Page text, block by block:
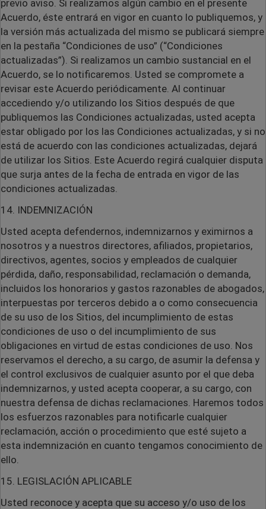
previo aviso. Si realizamos algún cambio en el presente
Acuerdo, éste entrará en vigor en cuanto lo publiquemos, y
la versión más actualizada del mismo se publicará siempre
en la pestaña “Condiciones de uso” (“Condiciones
actualizadas”). Si realizamos un cambio sustancial en el
Acuerdo, se lo notificaremos. Usted se compromete a
revisar este Acuerdo periódicamente. Al continuar
accediendo y/o utilizando los Sitios después de que
publiquemos las Condiciones actualizadas, usted acepta
estar obligado por los las Condiciones actualizadas, y si no
está de acuerdo con las condiciones actualizadas, dejará
de utilizar los Sitios. Este Acuerdo regirá cualquier disputa
que surja antes de la fecha de entrada en vigor de las
condiciones actualizadas.
14. INDEMNIZACIÓN
Usted acepta defendernos, indemnizarnos y eximirnos a
nosotros y a nuestros directores, afiliados, propietarios,
directivos, agentes, socios y empleados de cualquier
pérdida, daño, responsabilidad, reclamación o demanda,
incluidos los honorarios y gastos razonables de abogados,
interpuestas por terceros debido a o como consecuencia
de su uso de los Sitios, del incumplimiento de estas
condiciones de uso o del incumplimiento de sus
obligaciones en virtud de estas condiciones de uso. Nos
reservamos el derecho, a su cargo, de asumir la defensa y
el control exclusivos de cualquier asunto por el que deba
indemnizarnos, y usted acepta cooperar, a su cargo, con
nuestra defensa de dichas reclamaciones. Haremos todos
los esfuerzos razonables para notificarle cualquier
reclamación, acción o procedimiento que esté sujeto a
esta indemnización en cuanto tengamos conocimiento de
ello.
15. LEGISLACIÓN APLICABLE
Usted reconoce y acepta que su acceso y/o uso de los